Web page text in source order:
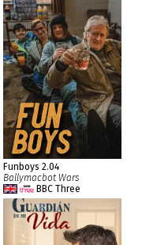
Funboys 2.04
Ballymacbot Wars
BBC Three